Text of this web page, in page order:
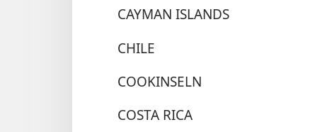
CAYMAN ISLANDS
CHILE
COOKINSELN
COSTA RICA